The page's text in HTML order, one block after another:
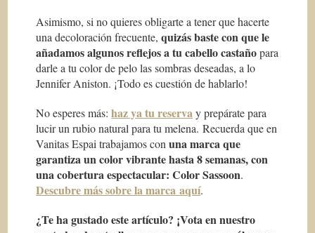
Asimismo, si no quieres obligarte a tener que hacerte
una decoloración frecuente,quizás baste con que le
añadamos algunos reflejos a tu cabello castañopara
darle a tu color de pelo las sombras deseadas, a lo
Jennifer Aniston. ¡Todo es cuestión de hablarlo!
No esperes más:haz ya tu reservay prepárate para
lucir un rubio natural para tu melena. Recuerda que en
Vanitas Espai trabajamos conuna marca que
garantiza uncolor vibrante hasta 8 semanas, con
una cobertura espectacular: Color Sassoon.
Descubre más sobre la marca aquí.
¿Te ha gustado este artículo? ¡Vota en nuestro